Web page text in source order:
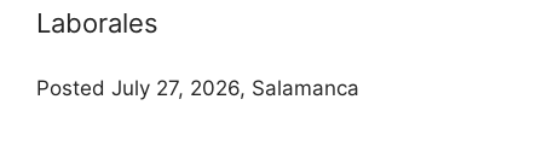
Laborales
Posted July 27, 2026, Salamanca